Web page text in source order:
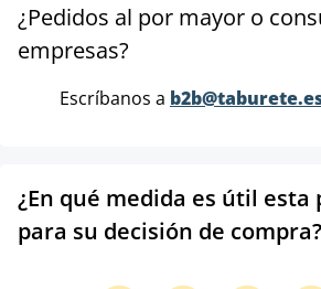
¿Pedidos al por mayor o
empresas?
Escríbanos a
¿En qué medida es útil esta
para su decisión de compra?